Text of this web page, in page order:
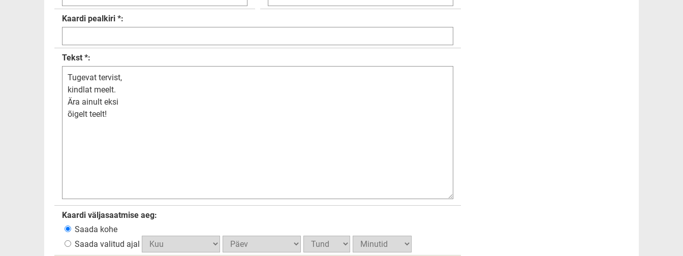
Kaardi pealkiri *:
Tekst *:
Kaardi väljasaatmise aeg:
Saada kohe
Saada valitud ajal